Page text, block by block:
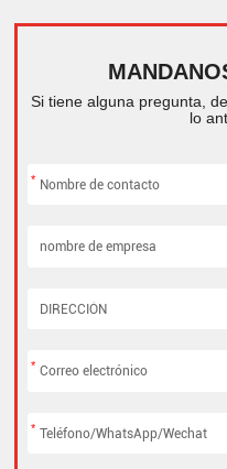
Si tiene alguna pregunta,
lo
*
*
*